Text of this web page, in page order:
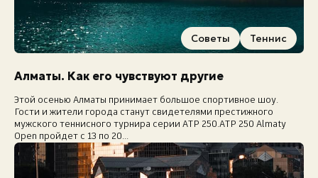
Советы Теннис
Алматы. Как его чувствуют другие
Этой осенью Алматы принимает большое спортивное шоу.
Гости и жители города станут свидетелями престижного
мужского теннисного турнира серии ATP 250.ATP 250 Almaty
Open пройдет с 13 по 20...
C
Мероприятия
Экстренные номера